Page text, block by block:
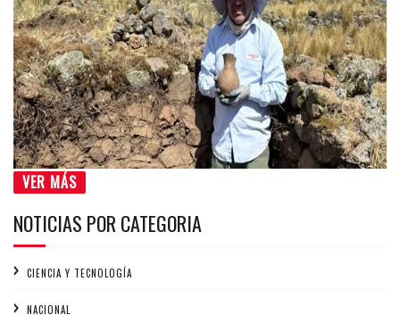
VER MÁS
NOTICIAS POR CATEGORIA
CIENCIA Y TECNOLOGÍA
NACIONAL